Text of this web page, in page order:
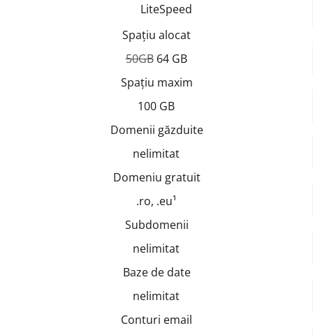
LiteSpeed
Spațiu alocat
50GB64 GB
Spațiu maxim
100 GB
Domenii găzduite
nelimitat
Domeniu gratuit
.ro, .eu¹
Subdomenii
nelimitat
Baze de date
nelimitat
Conturi email